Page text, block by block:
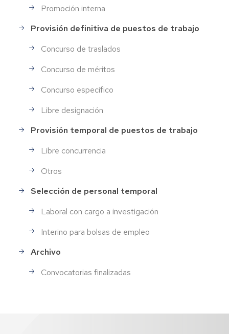
Promoción interna
Provisión definitiva de puestos de trabajo
Concurso de traslados
Concurso de méritos
Concurso específico
Libre designación
Provisión temporal de puestos de trabajo
Libre concurrencia
Otros
Selección de personal temporal
Laboral con cargo a investigación
Interino para bolsas de empleo
Archivo
Convocatorias finalizadas